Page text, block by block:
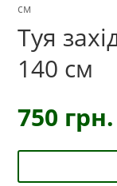
см
Туя
140 см
750 грн.